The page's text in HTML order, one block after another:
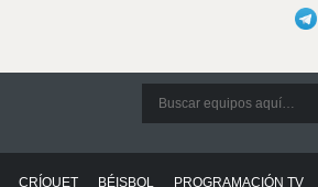
CRÍQUET BÉISBOL PROGRAMACIÓN TV